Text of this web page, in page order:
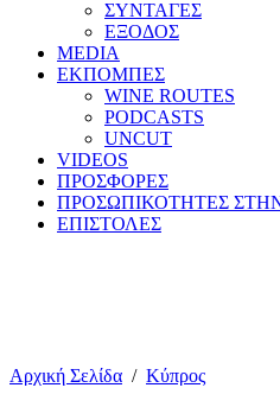
ΣΥΝΤΑΓΕΣ
ΕΞΟΔΟΣ
MEDIA
ΕΚΠΟΜΠΕΣ
WINE ROUTES
PODCASTS
UNCUT
VIDEOS
ΠΡΟΣΦΟΡΕΣ
ΠΡΟΣΩΠΙΚΟΤΗΤΕΣ
ΕΠΙΣΤΟΛΕΣ
Αρχική Σελίδα / Κύπρος